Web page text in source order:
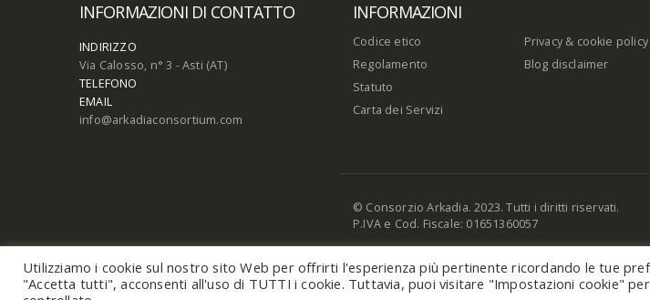
INFORMAZIONI DI CONTATTO
INDIRIZZO
Via Calosso, n° 3 - Asti (AT)
TELEFONO
EMAIL
info@arkadiaconsortium.com
INFORMAZIONI
Codice etico
Regolamento
Statuto
Carta dei Servizi
Privacy & cookie policy
Blog disclaimer
© Consorzio Arkadia. 2023. Tutti i diritti riservati.
P.IVA e Cod. Fiscale: 01651360057
Utilizziamo i cookie sul nostro sito Web per offrirti l'esperienza più pertinente ricordando le tue
"Accetta tutti", acconsenti all'uso di TUTTI i cookie. Tuttavia, puoi visitare "Impostazioni cookie"